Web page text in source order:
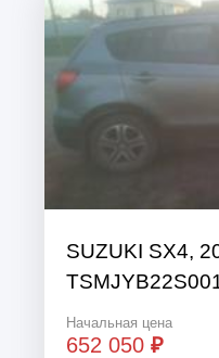
SUZUKI SX4,
Начальная цена
652 050 ₽